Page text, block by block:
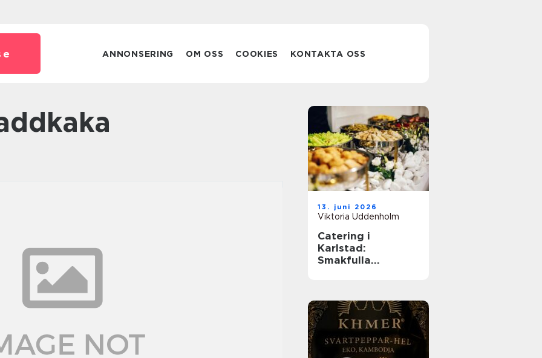
ANNONSERING OM OSS COOKIES KONTAKTA OSS
13. juni 2026
Viktoria Uddenholm
Catering i
Karlstad:
Smakfulla